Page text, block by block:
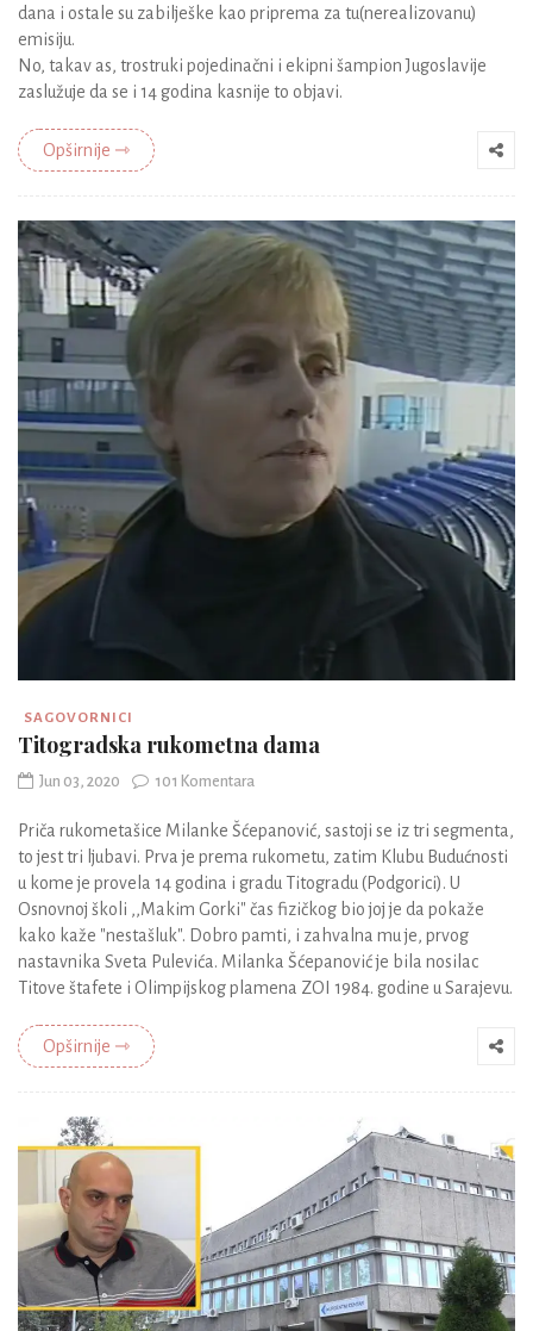
dana i ostale su zabilješke kao priprema za tu(nerealizovanu)
emisiju.
No, takav as, trostruki pojedinačni i ekipni šampion Jugoslavije
zaslužuje da se i 14 godina kasnije to objavi.
Opširnije ⇾
SAGOVORNICI
Titogradska rukometna dama
Jun 03, 2020 101 Komentara
Priča rukometašice Milanke Šćepanović, sastoji se iz tri segmenta,
to jest tri ljubavi. Prva je prema rukometu, zatim Klubu Budućnosti
u kome je provela 14 godina i gradu Titogradu (Podgorici). U
Osnovnoj školi ,,Makim Gorki" čas fizičkog bio joj je da pokaže
kako kaže "nestašluk". Dobro pamti, i zahvalna mu je, prvog
nastavnika Sveta Pulevića. Milanka Šćepanović je bila nosilac
Titove štafete i Olimpijskog plamena ZOI 1984. godine u Sarajevu.
Opširnije ⇾